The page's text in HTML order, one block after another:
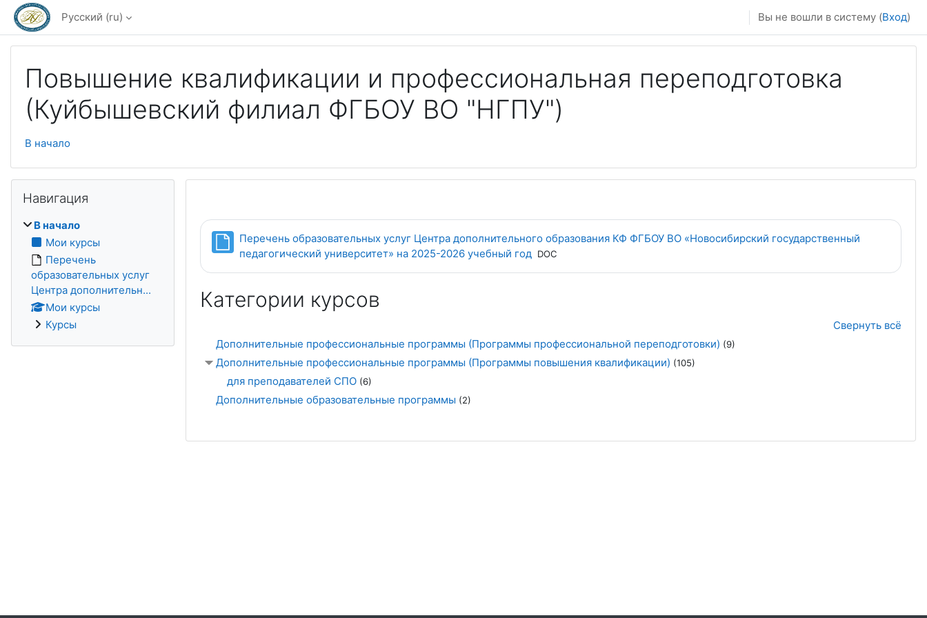
Перейти к основному содержанию
Русский ‎(ru)‎ Вы не вошли в систему (Вход)
Повышение квалификации и профессиональная переподготовка
(Куйбышевский филиал ФГБОУ ВО "НГПУ")
В начало
Перечень образовательных услуг Центра дополнительного образования КФ ФГБОУ ВО «Новосибирский государственный
педагогический университет» на 2025-2026 учебный год Файл
DOC
Категории курсов
Свернуть всё
Дополнительные профессиональные программы (Программы профессиональной переподготовки) (9)
Дополнительные профессиональные программы (Программы повышения квалификации) (105)
для преподавателей СПО(6)
Дополнительные образовательные программы (2)
Навигация
В начало
Мои курсы
Перечень
образовательных услуг
Центра дополнительн...
Мои курсы
Курсы